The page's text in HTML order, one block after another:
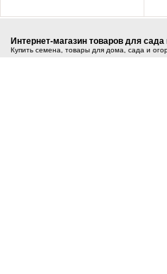
Интернет-магазин товаров для
Купить семена, товары для дома, сада и